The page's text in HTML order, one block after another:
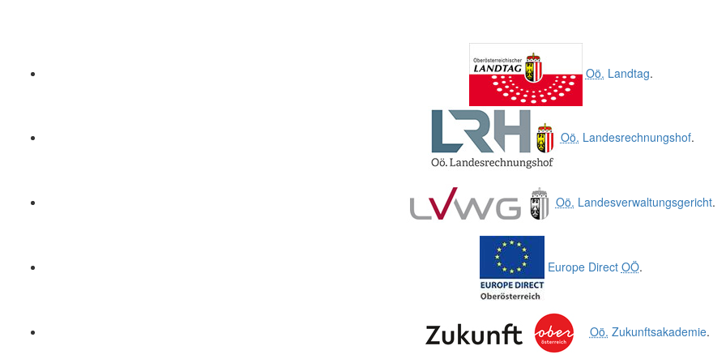
Oö. Landtag.
Oö. Landesrechnungshof.
Oö. Landesverwaltungsgericht.
Europe Direct OÖ.
Oö. Zukunftsakademie.